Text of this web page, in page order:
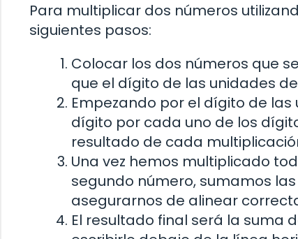
Para multiplicar dos números
siguientes pasos:
Colocar los dos números que
que el dígito de las unidades
Empezando por el dígito de
dígito por cada uno de los
resultado de cada
Una vez hemos multiplicado
segundo número, sumamos
asegurarnos de alinear
El resultado final será la suma